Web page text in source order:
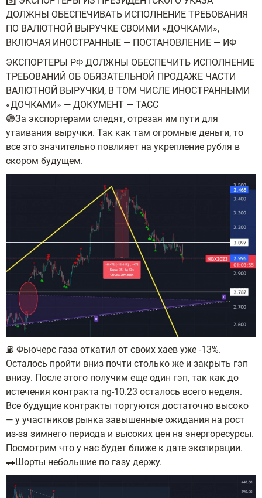
ДОЛЖНЫ ОБЕСПЕЧИВАТЬ ИСПОЛНЕНИЕ ТРЕБОВАНИЯ
ПО ВАЛЮТНОЙ ВЫРУЧКЕ СВОИМИ «ДОЧКАМИ»,
ВКЛЮЧАЯ ИНОСТРАННЫЕ — ПОСТАНОВЛЕНИЕ — ИФ
ЭКСПОРТЕРЫ РФ ДОЛЖНЫ ОБЕСПЕЧИТЬ ИСПОЛНЕНИЕ
ТРЕБОВАНИЙ ОБ ОБЯЗАТЕЛЬНОЙ ПРОДАЖЕ ЧАСТИ
ВАЛЮТНОЙ ВЫРУЧКИ, В ТОМ ЧИСЛЕ ИНОСТРАННЫМИ
«ДОЧКАМИ» — ДОКУМЕНТ — ТАСС
🟢За экспортерами следят, отрезая им пути для
утаивания выручки. Так как там огромные деньги, то
все это значительно повлияет на укрепление рубля в
скором будущем.
⛽️ Фьючерс газа откатил от своих хаев уже -13%.
Осталось пройти вниз почти столько же и закрыть гэп
внизу. После этого получим еще один гэп, так как до
истечения контракта ng-10.23 осталось всего неделя.
Все будущие контракты торгуются достаточно высоко
— у участников рынка завышенные ожидания на рост
из-за зимнего периода и высоких цен на энергоресурсы.
Посмотрим что у нас будет ближе к дате экспирации.
🚗Шорты небольшие по газу держу.